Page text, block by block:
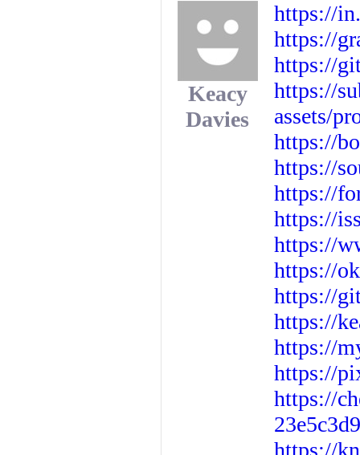
Keacy
Davies
https://
https://
https://
https://
assets/
https://
https://
https://
https://
https://
https://
https://
https://
https://
https://
https://
https://